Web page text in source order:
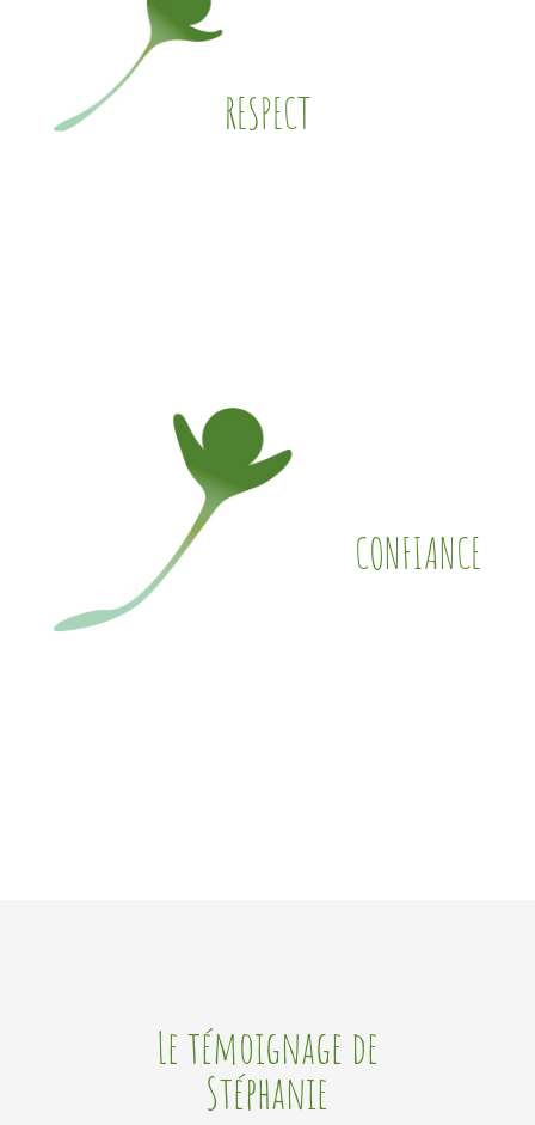
RESPECT
CONFIANCE
Le témoignage de
Stéphanie